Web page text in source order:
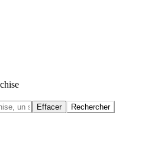
Effacer Rechercher